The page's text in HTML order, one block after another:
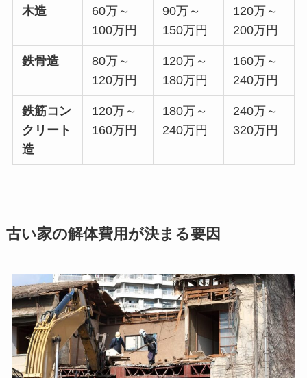
木造
60万～
100万円
90万～
150万円
120万～
200万円
鉄骨造
80万～
120万円
120万～
180万円
160万～
240万円
鉄筋コン
クリート
造
120万～
160万円
180万～
240万円
240万～
320万円
古い家の解体費用が決まる要因